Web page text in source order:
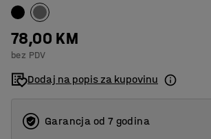
78,00 KM
bez PDV
Dodaj na popis za kupovinu
Garancja od 7 godina